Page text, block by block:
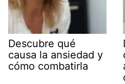
Descubre qué
causa la ansiedad y
cómo combatirla